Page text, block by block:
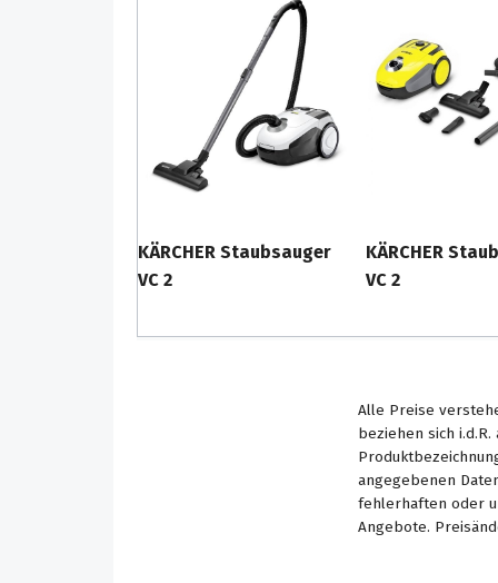
KÄRCHER Staubsauger
VC 2
KÄRCHER
VC 2
Alle Preise
beziehen sich
angegebenen
fehlerhaften oder
Angebote.